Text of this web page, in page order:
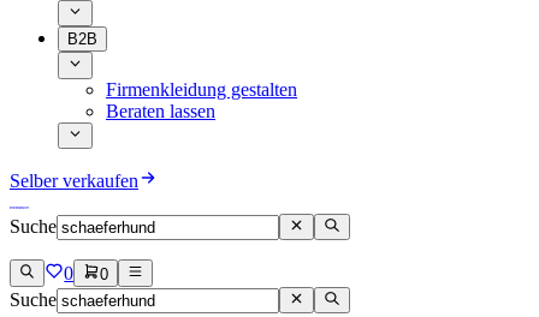
B2B
Firmenkleidung gestalten
Beraten lassen
Selber verkaufen
Suche
0 0
Suche